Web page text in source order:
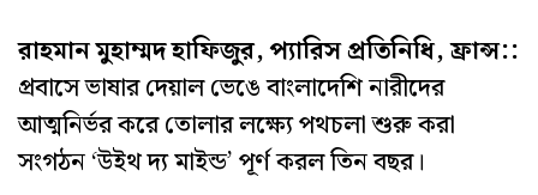
রাহমান মুহাম্মদ হাফিজুর, প্যারিস প্রতিনিধি, ফ্রান্স::
প্রবাসে ভাষার দেয়াল ভেঙে বাংলাদেশি নারীদের
আত্মনির্ভর করে তোলার লক্ষ্যে পথচলা শুরু করা
সংগঠন ‘উইথ দ্য মাইন্ড’ পূর্ণ করল তিন বছর।